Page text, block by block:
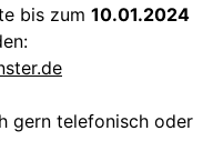
bis zum 10.01.2024
gern telefonisch oder